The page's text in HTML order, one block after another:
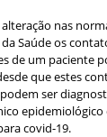
nas
Saúde os
de um paciente
que estes
ser
epidemiológico
covid-19.